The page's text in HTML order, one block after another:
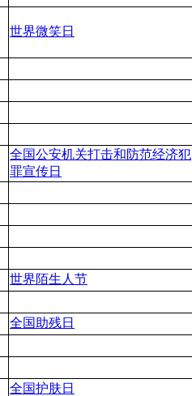
世界微笑日
全国公安机关打击和防范经济犯
罪宣传日
世界陌生人节
全国助残日
全国护肤日